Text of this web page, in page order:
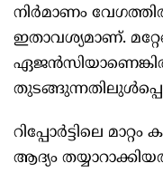
നിർമാണം
ഇതാവശ്യമാണ്.
റിപ്പോർട്ടിലെ
ആദ്യം